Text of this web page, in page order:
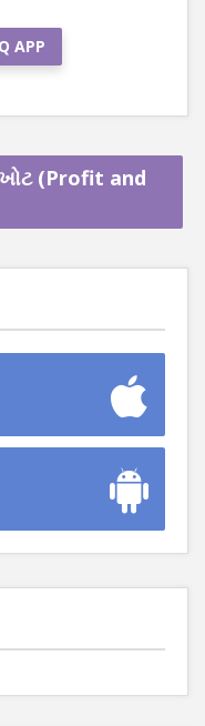
APP
(Profit and